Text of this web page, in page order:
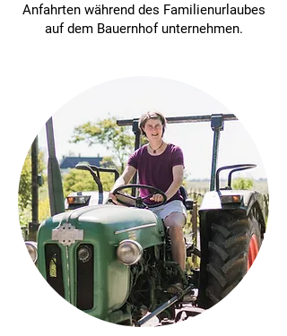
Anfahrten während des Familienurlaubes
auf dem Bauernhof unternehmen.